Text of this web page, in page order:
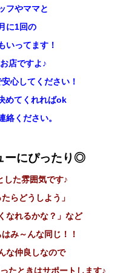
フやママと
に1回の
いってます！
店ですよ♪
心してください！
めてくれればok
絡ください。
ーにぴったり◎
した雰囲気です♪
らどうしよう」
なれるかな？」など
み～んな同じ！！
な仲良しなので
たときはサポートします♪